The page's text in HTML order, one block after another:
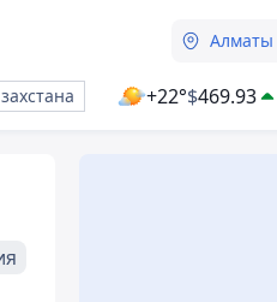
Алматы
+22°$469.93